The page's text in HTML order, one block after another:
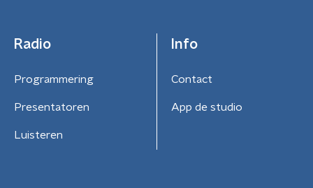
Radio
Programmering
Presentatoren
Luisteren
Info
Contact
App de studio